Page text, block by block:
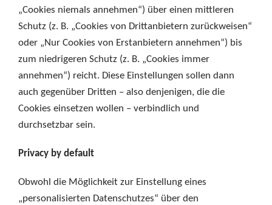
„Cookies niemals annehmen“) über einen mittleren
Schutz (z. B. „Cookies von Drittanbietern zurückweisen“
oder „Nur Cookies von Erstanbietern annehmen“) bis
zum niedrigeren Schutz (z. B. „Cookies immer
annehmen“) reicht. Diese Einstellungen sollen dann
auch gegenüber Dritten – also denjenigen, die die
Cookies einsetzen wollen – verbindlich und
durchsetzbar sein.
Privacy by default
Obwohl die Möglichkeit zur Einstellung eines
„personalisierten Datenschutzes“ über den